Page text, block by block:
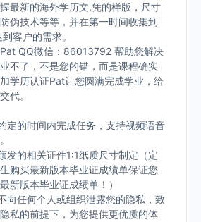
最新的海外学历文,凭的样版，尺寸
伪技术等等，并在第一时间收集到
客户的需求。
QQ微信：86013792 帮助您解决
不了，不是您的错，而是课程确实
学历认证Pat让您圆满完成学业，给
代。
定的时间内完成任务，支持视频语音
发的相关证件1:1纸质尺寸制定（定
购买最新版本毕业证成绩单保证您
新版本毕业证成绩单！）
向任何个人或组织泄露您的隐私，致
私的前提下，为您提供更优质的体